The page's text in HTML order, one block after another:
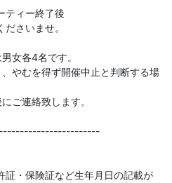
ティー終了後
さいませ。
女各4名です。
やむを得ず開催中止と判断する場
ご連絡致します。
証・保険証など生年月日の記載が